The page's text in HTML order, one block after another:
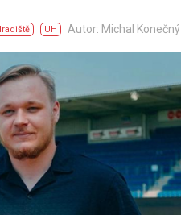
UH Autor: Michal Konečný